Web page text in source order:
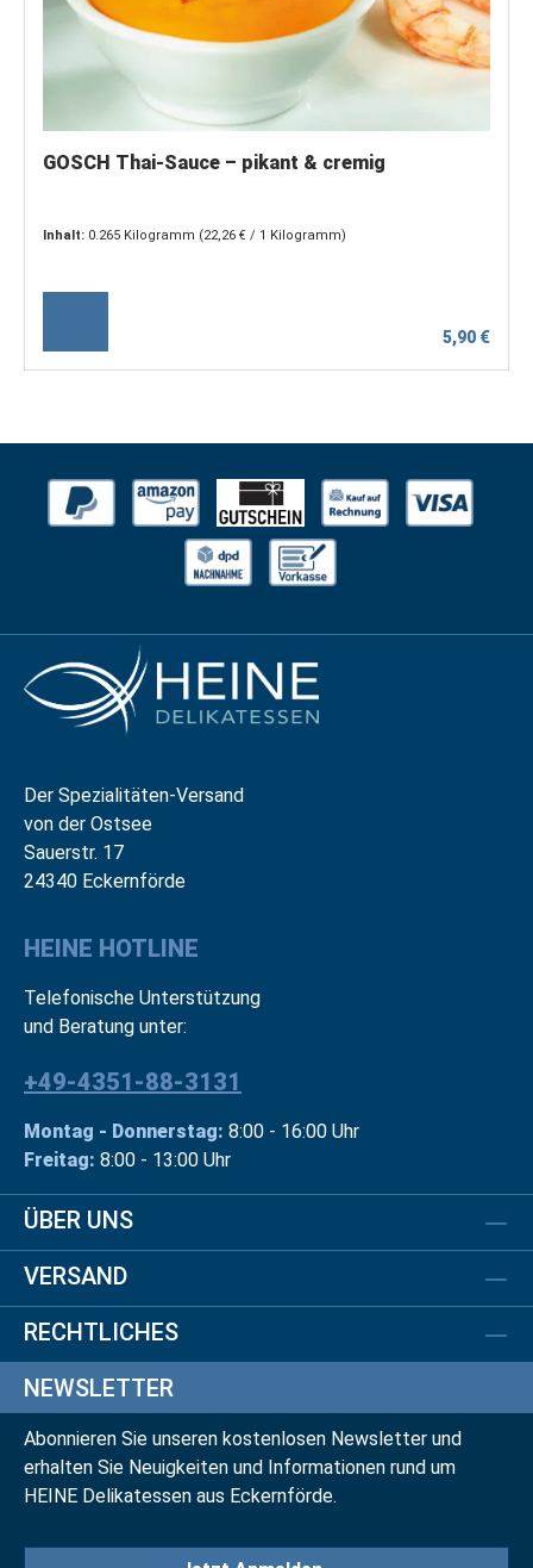
GOSCH Thai-Sauce – pikant & cremig
Inhalt: 0.265 Kilogramm (22,26 € / 1 Kilogramm)
5,90 €
Der Spezialitäten-Versand
von der Ostsee
Sauerstr. 17
24340 Eckernförde
HEINE HOTLINE
Telefonische Unterstützung
und Beratung unter:
+49-4351-88-3131
Montag - Donnerstag: 8:00 - 16:00 Uhr
Freitag: 8:00 - 13:00 Uhr
ÜBER UNS
VERSAND
RECHTLICHES
NEWSLETTER
Abonnieren Sie unseren kostenlosen Newsletter und
erhalten Sie Neuigkeiten und Informationen rund um
HEINE Delikatessen aus Eckernförde.